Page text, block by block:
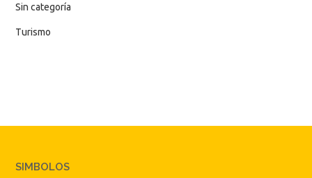
Sin categoría
Turismo
SIMBOLOS